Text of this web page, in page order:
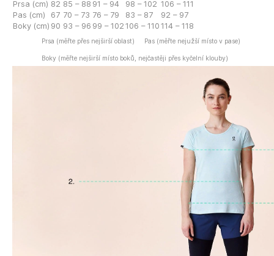
Prsa (cm) 82 85 – 88 91 – 94 98 – 102 106 – 111
Pas (cm)
67 70 – 73 76 – 79 83 – 87
92 – 97
Boky (cm) 90 93 – 96 99 – 102 106 – 110 114 – 118
Prsa (měřte přes nejširší oblast) Pas (měřte nejužší místo v pase)
Boky (měřte nejširší místo boků, nejčastěji přes kyčelní klouby)